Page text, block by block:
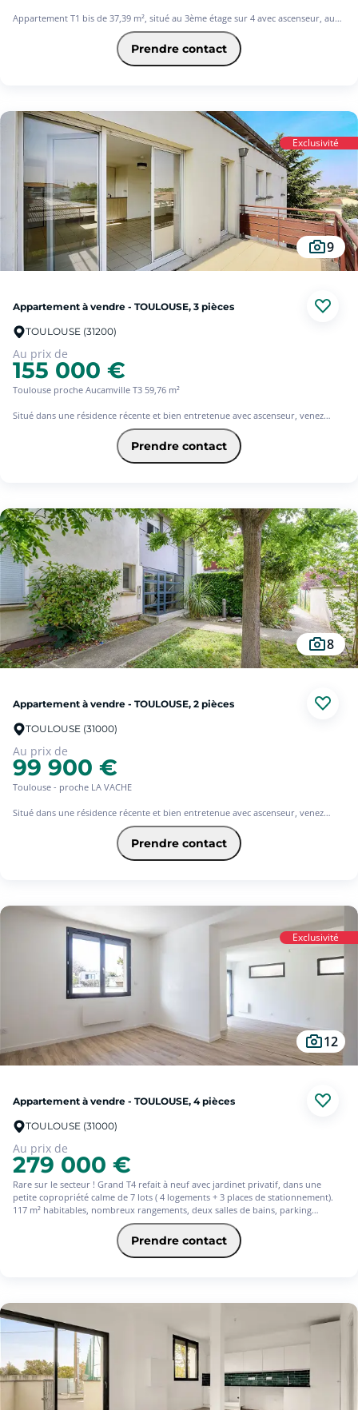
Appartement T1 bis de 37,39 m², situé au 3ème étage sur 4 avec ascenseur, au
sein d'une résidence récente et bien entretenue.
Le bien se compose d'une pièce de vie lumineuse, d'un espace nuit distinct,
d'une cuisine fonctionnelle, d'une salle d'eau avec WC séparé, un balcon de 5,50
m² offrant un agréable espace exposé Est.
Idéal primo accédant ou investisseur
Proche transports, commerces, services, périphériques
Prendre contact
Exclusivité
9
Appartement à vendre - TOULOUSE, 3 pièces
TOULOUSE (31200)
Au prix de
155 000 €
Toulouse proche Aucamville T3 59,76 m²
Situé dans une résidence récente et bien entretenue avec ascenseur, venez
visiter cet appartement de type 3 au 3ème et dernier étage. Il se compose d'un
agréable séjour avec cuisine ouverte et rangements, donnant sur un extérieur.
Côté nuit, deux chambres avec rangements, une salle de bains et une toilette
séparée. Vous disposerez de deux places de stationnement en sous-sol.
Prendre contact
8
Appartement à vendre - TOULOUSE, 2 pièces
TOULOUSE (31000)
Au prix de
99 900 €
Toulouse - proche LA VACHE
Situé dans une résidence récente et bien entretenue avec ascenseur, venez
visiter cet appartement type 2 en parfait état situé au 3ème et dernier étage.
Il se compose d'un séjour lumineux exposé SUD avec cuisine ouverte et
rangements, donnant sur une terrasse sans vis à vis.
Côté nuit, une chambre avec rangements, une salle de bains et un toilette
Prendre contact
Exclusivité
12
Appartement à vendre - TOULOUSE, 4 pièces
TOULOUSE (31000)
Au prix de
279 000 €
Rare sur le secteur ! Grand T4 refait à neuf avec jardinet privatif, dans une
petite copropriété calme de 7 lots ( 4 logements + 3 places de stationnement).
117 m² habitables, nombreux rangements, deux salles de bains, parking
sécurisé, esprit maison avec charges réduites.
Situé à Croix-Daurade, ce T4 combine le confort d'une maison et la praticité
d'un appartement moderne.
Séjour lumineux avec parquet et accès au jardinet,
Cuisine moderne et fonctionnelle,
Trois chambres dont une suite indépendante,
Deux salles de bains, deux WC, dressing indépendant,
Prendre contact